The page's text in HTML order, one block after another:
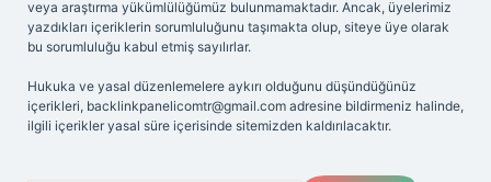
veya araştırma yükümlülüğümüz bulunmamaktadır. Ancak, üyelerimiz
yazdıkları içeriklerin sorumluluğunu taşımakta olup, siteye üye olarak
bu sorumluluğu kabul etmiş sayılırlar.
Hukuka ve yasal düzenlemelere aykırı olduğunu düşündüğünüz
içerikleri, backlinkpanelicomtr@gmail.com adresine bildirmeniz halinde,
ilgili içerikler yasal süre içerisinde sitemizden kaldırılacaktır.